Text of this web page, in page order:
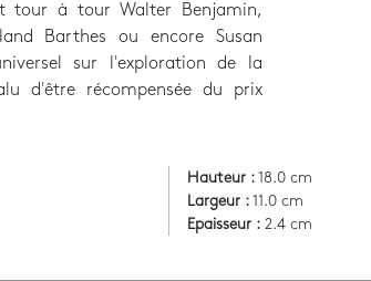
tour à tour Walter Benjamin,
Barthes ou encore Susan
sur l'exploration de la
d'être récompensée du prix
Hauteur : 18.0 cm
Largeur : 11.0 cm
Epaisseur : 2.4 cm